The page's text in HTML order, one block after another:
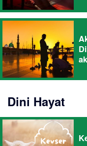
Dini Hayat